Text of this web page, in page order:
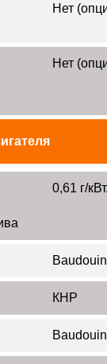
Нет
Нет
0,61 г/
Baudouin
КНР